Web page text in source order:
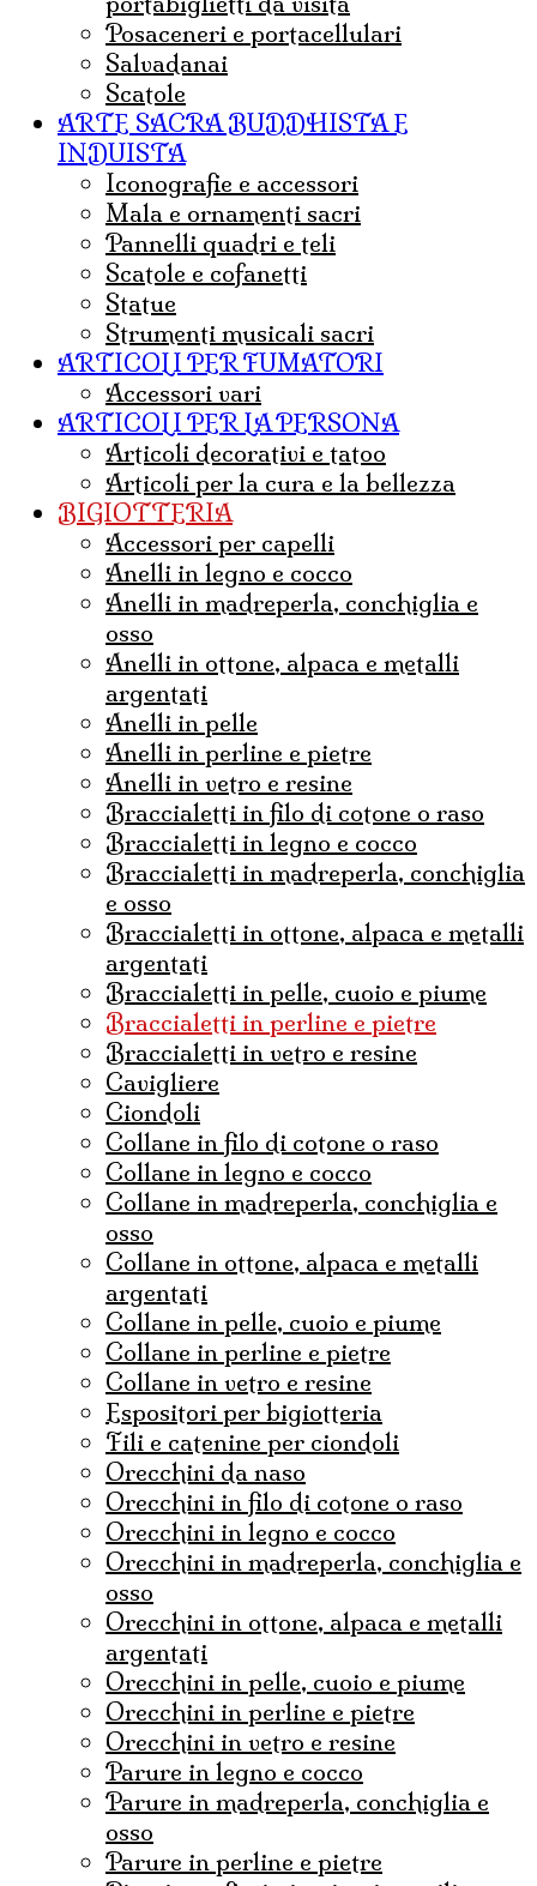
posaceneri e portacellulari
salvadanai
scatole
ARTE SACRA BUDDHISTA E
INDUISTA
iconografie e accessori
mala e ornamenti sacri
pannelli quadri e teli
Scatole e cofanetti
statue
strumenti musicali sacri
ARTICOLI PER FUMATORI
Accessori vari
ARTICOLI PER LA PERSONA
articoli decorativi e tatoo
articoli per la cura e la bellezza
BIGIOTTERIA
accessori per capelli
anelli in legno e cocco
anelli in madreperla, conchiglia e
osso
anelli in ottone, alpaca e metalli
argentati
anelli in pelle
anelli in perline e pietre
anelli in vetro e resine
braccialetti in filo di cotone o raso
braccialetti in legno e cocco
braccialetti in madreperla, conchiglia
e osso
braccialetti in ottone, alpaca e metalli
argentati
braccialetti in pelle, cuoio e piume
braccialetti in perline e pietre
braccialetti in vetro e resine
cavigliere
ciondoli
collane in filo di cotone o raso
collane in legno e cocco
collane in madreperla, conchiglia e
osso
collane in ottone, alpaca e metalli
argentati
collane in pelle, cuoio e piume
collane in perline e pietre
collane in vetro e resine
espositori per bigiotteria
fili e catenine per ciondoli
Orecchini da naso
orecchini in filo di cotone o raso
orecchini in legno e cocco
orecchini in madreperla, conchiglia e
osso
orecchini in ottone, alpaca e metalli
argentati
orecchini in pelle, cuoio e piume
orecchini in perline e pietre
orecchini in vetro e resine
parure in legno e cocco
parure in madreperla, conchiglia e
osso
parure in perline e pietre